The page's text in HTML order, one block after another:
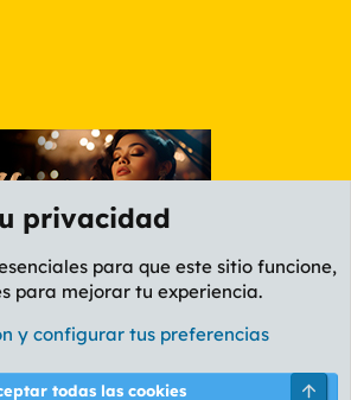
AMARILLO
privacidad
para que este sitio funcione,
para mejorar tu experiencia.
y configurar tus preferencias
todas las cookies